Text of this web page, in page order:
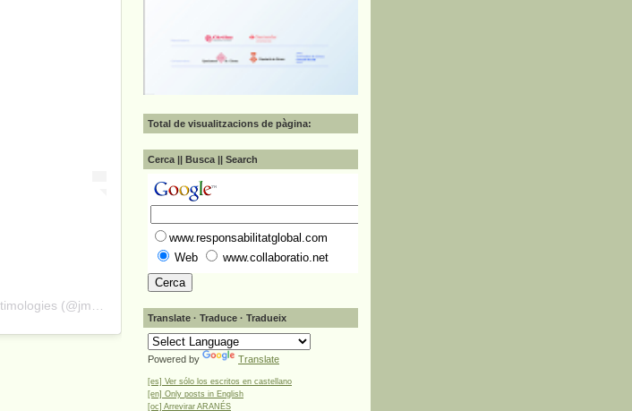
A post shared by Josep Maria Canyelles - RSC i etimologies (@jmcanyelles)
Total de visualitzacions de pàgina:
Cerca || Busca || Search
www.responsabilitatglobal.com
Web
www.collaboratio.net
Translate · Traduce · Tradueix
Powered by Translate
[es] Ver sólo los escritos en castellano
[en] Only posts in English
[oc] Arrevirar ARANÉS